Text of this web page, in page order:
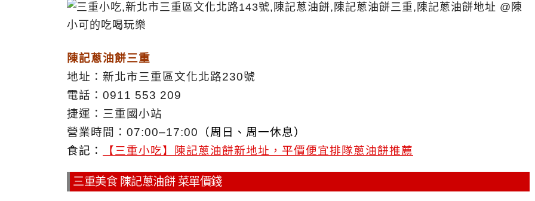
陳記蔥油餅三重
地址：新北市三重區文化北路230號
電話：0911 553 209
捷運：三重國小站
營業時間：07:00–17:00 （周日、周一休息）
食記：
【三重小吃】陳記蔥油餅新地址，平價便宜排隊蔥油餅推薦
三重美食 陳記蔥油餅 菜單價錢